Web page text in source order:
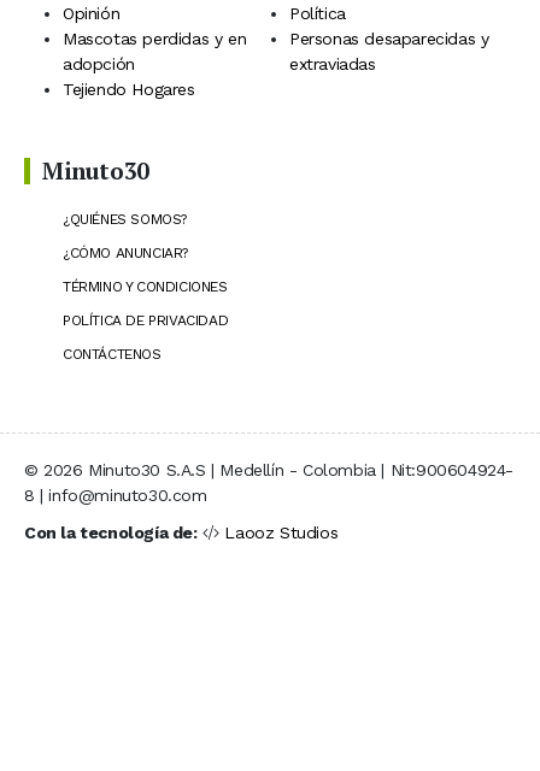
Opinión
Política
Mascotas perdidas y en
adopción
Personas desaparecidas y
extraviadas
Tejiendo Hogares
Minuto30
¿QUIÉNES SOMOS?
¿CÓMO ANUNCIAR?
TÉRMINO Y CONDICIONES
POLÍTICA DE PRIVACIDAD
CONTÁCTENOS
© 2026 Minuto30 S.A.S | Medellín - Colombia | Nit:900604924-
8 | info@minuto30.com
Con la tecnología de:
Laooz Studios